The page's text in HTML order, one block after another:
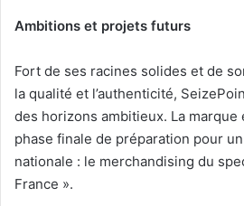
Ambitions et projets futurs
Fort de ses racines solides et de
la qualité et l’authenticité,
des horizons ambitieux. La marque
phase finale de préparation pour
nationale : le merchandising du
France ».